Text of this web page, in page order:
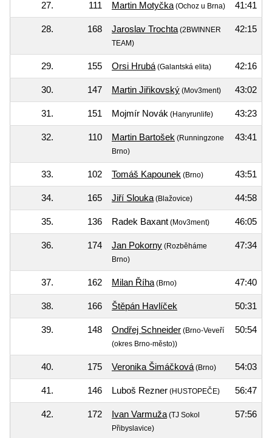
27. 111 Martin Motyčka (Ochoz u Brna) 41:41
28. 168 Jaroslav Trochta (2BWINNER
TEAM)
42:15
29. 155 Orsi Hrubá (Galantská elita) 42:16
30. 147 Martin Jiřikovský (Mov3ment) 43:02
31. 151 Mojmír Novák (Hanyrunlife) 43:23
32. 110 Martin Bartošek (Runningzone
Brno)
43:41
33. 102 Tomáš Kapounek (Brno) 43:51
34. 165 Jiří Slouka (Blažovice) 44:58
35. 136 Radek Baxant (Mov3ment) 46:05
36. 174 Jan Pokorny (Rozběháme
Brno)
47:34
37. 162 Milan Říha (Brno) 47:40
38. 166 Štěpán Havlíček 50:31
39. 148 Ondřej Schneider (Brno-Veveří
(okres Brno-město))
50:54
40. 175 Veronika Šimáčková (Brno) 54:03
41. 146 Luboš Rezner (HUSTOPEČE) 56:47
42. 172 Ivan Varmuža (TJ Sokol
Přibyslavice)
57:56